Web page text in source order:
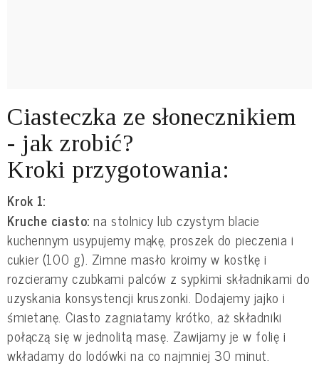
Ciasteczka ze słonecznikiem
- jak zrobić?
Kroki przygotowania:
Krok 1:
Kruche ciasto: na stolnicy lub czystym blacie
kuchennym usypujemy mąkę, proszek do pieczenia i
cukier (100 g). Zimne masło kroimy w kostkę i
rozcieramy czubkami palców z sypkimi składnikami do
uzyskania konsystencji kruszonki. Dodajemy jajko i
śmietanę. Ciasto zagniatamy krótko, aż składniki
połączą się w jednolitą masę. Zawijamy je w folię i
wkładamy do lodówki na co najmniej 30 minut.